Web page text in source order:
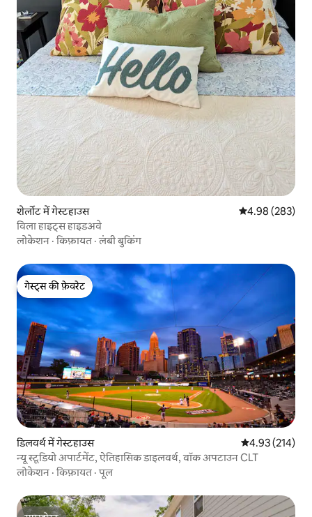
शेर्लोट में गेस्टहाउस औसत रेटिंग 5 में से
4.98 (283)
विला हाइट्स हाइडअवे
लोकेशन ·किफ़ायत ·लंबी बुकिंग
गेस्ट्स की फ़ेवरेट
गेस्ट्स की फ़ेवरेट
डिलवर्थ में गेस्टहाउस औसत रेटिंग 5 में से
4.93 (214)
न्यू स्टूडियो अपार्टमेंट, ऐतिहासिक डाइलवर्थ, वॉक अपटाउन CLT
लोकेशन ·किफ़ायत ·पूल